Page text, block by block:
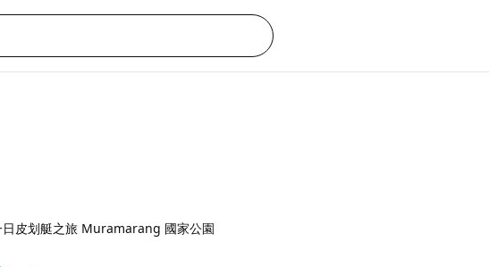
日皮划艇之旅 Muramarang 國家公園